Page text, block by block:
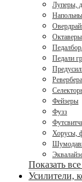
Луперы,
Октаверы
Педали
Фейзеры
Фузз
Хорусы,
Показать
Усилители,